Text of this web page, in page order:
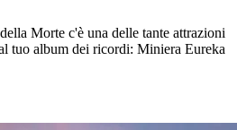
Morte c'è una delle tante attrazioni
tuo album dei ricordi: Miniera Eureka